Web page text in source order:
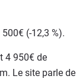
(-12,3 %).
4 950€ de
Le site parle de